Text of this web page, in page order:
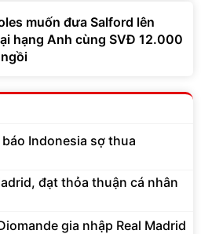
muốn đưa Salford lên
hạng Anh cùng SVĐ 12.000
Indonesia sợ thua
đạt thỏa thuận cá nhân
gia nhập Real Madrid